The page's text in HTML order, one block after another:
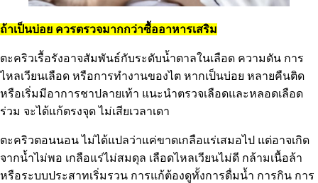
ถ้าเป็นบ่อย ควรตรวจมากกว่าซื้ออาหารเสริม
ตะคริวเรื้อรังอาจสัมพันธ์กับระดับน้ำตาลในเลือด ความดัน การ
ไหลเวียนเลือด หรือการทำงานของไต หากเป็นบ่อย หลายคืนติด
หรือเริ่มมีอาการชาปลายเท้า แนะนำตรวจเลือดและหลอดเลือด
ร่วม จะได้แก้ตรงจุด ไม่เสียเวลาเดา
ตะคริวตอนนอน ไม่ได้แปลว่าแค่ขาดเกลือแร่เสมอไป แต่อาจเกิด
จากน้ำไม่พอ เกลือแร่ไม่สมดุล เลือดไหลเวียนไม่ดี กล้ามเนื้อล้า
หรือระบบประสาทเริ่มรวน การแก้ต้องดูทั้งการดื่มน้ำ การกิน การ